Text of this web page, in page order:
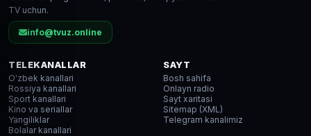
TV uchun.
info@tvuz.online
TELEKANALLAR
O'zbek kanallari
Rossiya kanallari
Sport kanallari
Kino va seriallar
Yangiliklar
Bolalar kanallari
SAYT
Bosh sahifa
Onlayn radio
Sayt xaritasi
Sitemap (XML)
Telegram kanalimiz